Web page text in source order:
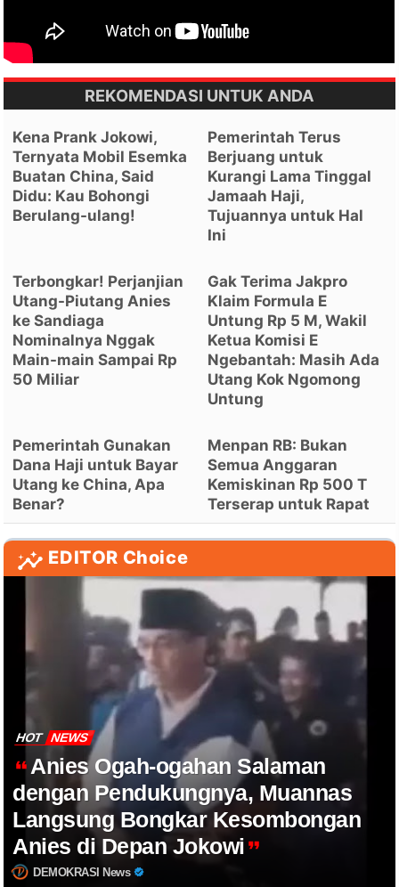
REKOMENDASI UNTUK ANDA
Kena Prank Jokowi,
Ternyata Mobil Esemka
Buatan China, Said
Didu: Kau Bohongi
Berulang-ulang!
Pemerintah Terus
Berjuang untuk
Kurangi Lama Tinggal
Jamaah Haji,
Tujuannya untuk Hal
Ini
Terbongkar! Perjanjian
Utang-Piutang Anies
ke Sandiaga
Nominalnya Nggak
Main-main Sampai Rp
50 Miliar
Gak Terima Jakpro
Klaim Formula E
Untung Rp 5 M, Wakil
Ketua Komisi E
Ngebantah: Masih Ada
Utang Kok Ngomong
Untung
Pemerintah Gunakan
Dana Haji untuk Bayar
Utang ke China, Apa
Benar?
Menpan RB: Bukan
Semua Anggaran
Kemiskinan Rp 500 T
Terserap untuk Rapat
EDITOR Choice
HOT NEWS
Anies Ogah-ogahan Salaman
dengan Pendukungnya, Muannas
Langsung Bongkar Kesombongan
Anies di Depan Jokowi
DEMOKRASI News